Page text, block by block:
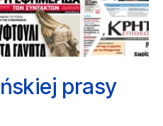
prasy